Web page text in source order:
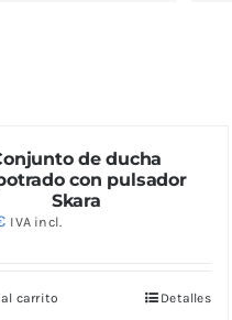
de ducha
con pulsador
Skara
IVA incl.
carrito Detalles